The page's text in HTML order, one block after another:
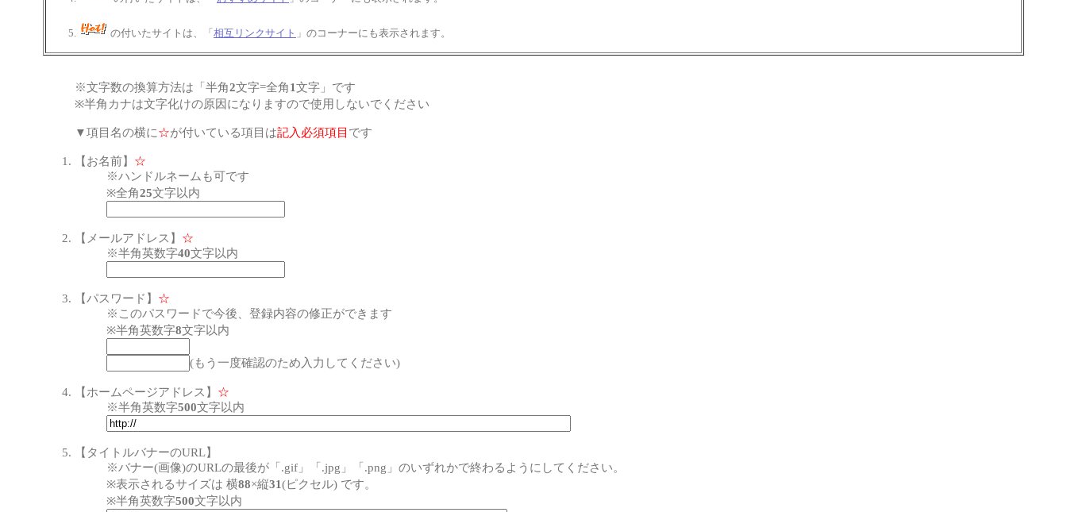
の付いたサイトは、「 相互リンクサイト 」のコーナーにも表示されます。
※文字数の換算方法は「半角2文字=全角1文字」です
※半角カナは文字化けの原因になりますので使用しないでください
▼項目名の横に☆が付いている項目は記入必須項目 です
【お名前】 ☆
※ハンドルネームも可です
※全角25文字以内
【メールアドレス】 ☆
※半角英数字40文字以内
【パスワード】 ☆
※このパスワードで今後、登録内容の修正ができます
※半角英数字8文字以内
(もう一度確認のため入力してください)
【ホームページアドレス】 ☆
※半角英数字500文字以内
【タイトルバナーのURL】
※バナー(画像)のURLの最後が「.gif」「.jpg」「.png」のいずれかで終わるようにしてください。
※表示されるサイズは 横88×縦31(ピクセル) です。
※半角英数字500文字以内